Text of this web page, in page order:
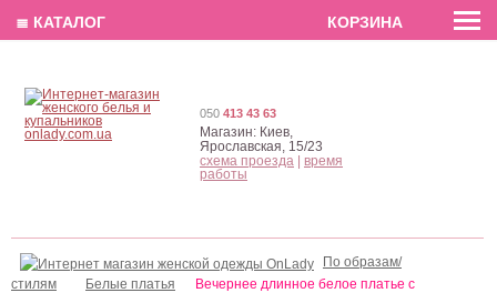
EN РУС
По образам/
стилям
Белые платья
Вечернее длинное белое платье с
050 413 43 63
Магазин: Киев,
Ярославская, 15/23
схема проезда
время
работы
≣ КАТАЛОГ КОРЗИНА